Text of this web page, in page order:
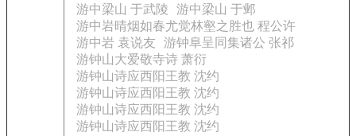
游中梁山 于武陵
游中梁山 于邺
游中岩晴烟如春尤觉林壑之胜也 程公许
游中岩 袁说友
游钟阜呈同集诸公 张祁
游钟山大爱敬寺诗 萧衍
游钟山诗应西阳王教 沈约
游钟山诗应西阳王教 沈约
游钟山诗应西阳王教 沈约
游钟山诗应西阳王教 沈约